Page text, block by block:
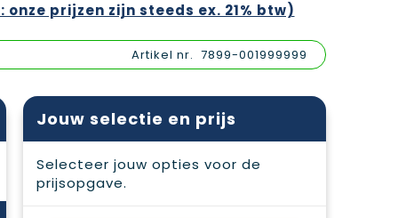
prijzen zijn steeds ex. 21% btw)
Artikel nr. 7899-001999999
Jouw selectie en prijs
Selecteer jouw opties voor de
prijsopgave.